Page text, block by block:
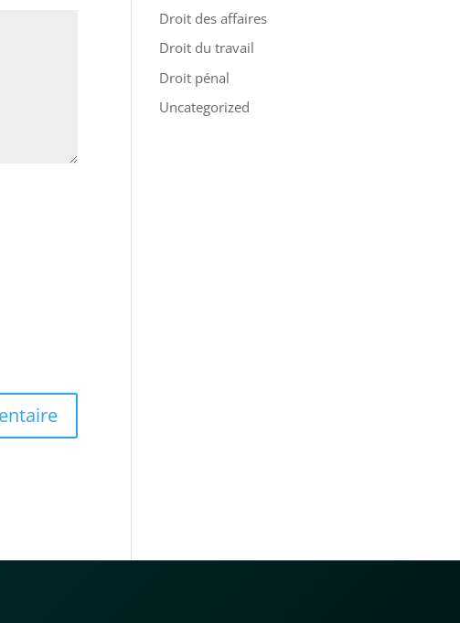
Droit des affaires
Droit du travail
Droit pénal
Uncategorized